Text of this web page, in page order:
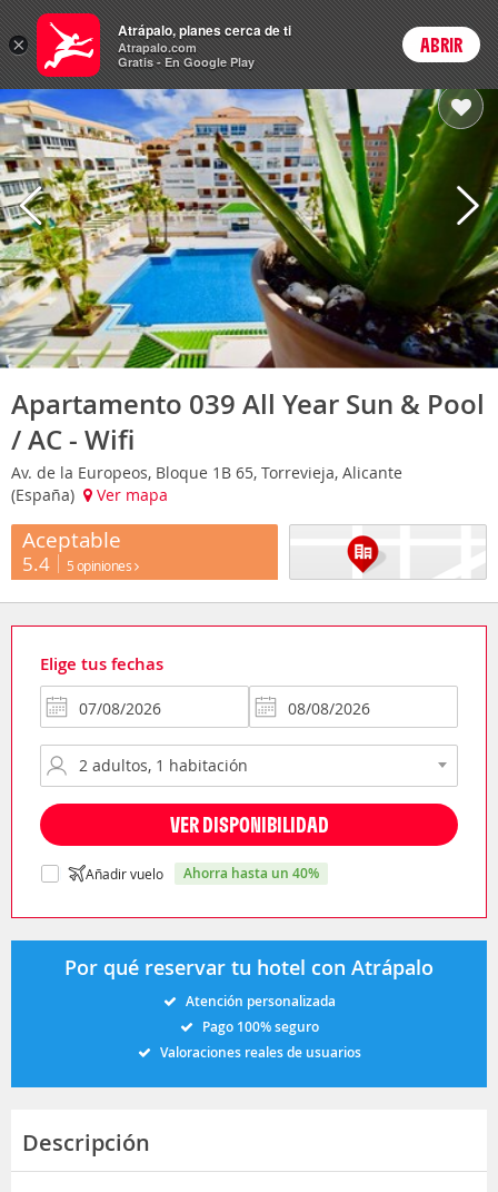
Hoteles Login
Apartamento 039 All Year Sun & Pool
/ AC - Wifi
Av. de la Europeos, Bloque 1B 65, Torrevieja, Alicante
(España)
Ver mapa
Aceptable
5.4 5 opiniones
Elige tus fechas
VER DISPONIBILIDAD
Añadir vuelo ahorra hasta un 40%
Por qué reservar tu hotel con Atrápalo
Atención personalizada
Pago 100% seguro
Valoraciones reales de usuarios
Descripción
×
Atrápalo, planes cerca de ti
Atrapalo.com
Gratis - En Google Play
ABRIR